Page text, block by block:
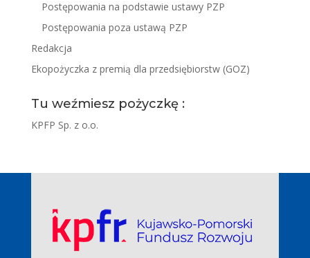
Postępowania na podstawie ustawy PZP
Postępowania poza ustawą PZP
Redakcja
Ekopożyczka z premią dla przedsiębiorstw (GOZ)
Tu weźmiesz pożyczkę :
KPFP Sp. z o.o.